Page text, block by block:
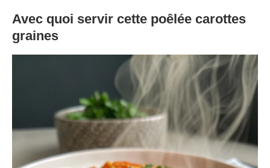
Avec quoi servir cette poêlée carottes
graines